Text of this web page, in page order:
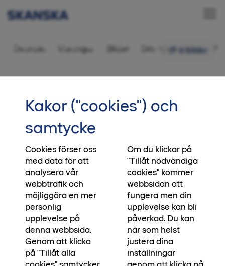
6 bilder
Bostadsrätt 3 rok,
Översikt Visningar Bilder Ditt nya kvarter
Letar du fortfarande efter en bostad
i Järvastaden?
Det finns fortfarande ett urval bostadsrätter till
salu i Brf Kaprifolen som ligger i samma kvarter.
Här är det enkelt att njuta av det bekymmersfria
livet i ett område med allt du kan önska. Du har
lika nära till populära Mulle Meckparken, i
Igelbäckens naturreservat väntar sköna löpturer
och direkt utanför Kaprifolen finns en
kvarterspark för sköna dagar med avkoppling
och lek.
Kakor ("cookies") och
samtycke
Cookies förser oss
med data för att
analysera vår
webbtrafik och
möjliggöra en mer
personlig
upplevelse på
denna webbsida.
Genom att klicka
på "Tillåt alla
Om du klickar på
"Tillåt nödvändiga
cookies" kommer
webbsidan att
fungera men din
upplevelse kan bli
påverkad. Du kan
när som helst
justera dina
inställningar